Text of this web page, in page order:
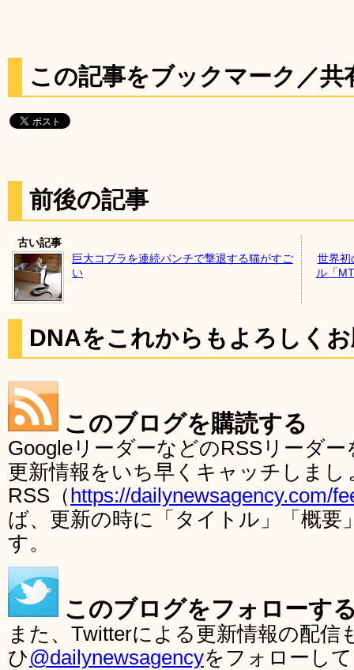
この記事をブックマーク／共
前後の記事
古い記事
巨大コブラを連続パンチで撃退する猫がすご
い
世界初
ル「
DNAをこれからもよろしく
このブログを購読する
GoogleリーダーなどのRSSリーダ
更新情報をいち早くキャッチしま
RSS（ https://dailynewsagency.com/
ば、更新の時に「タイトル」「概要
す。
このブログをフォローす
また、Twitterによる更新情報の配
ひ@dailynewsagencyをフォローし